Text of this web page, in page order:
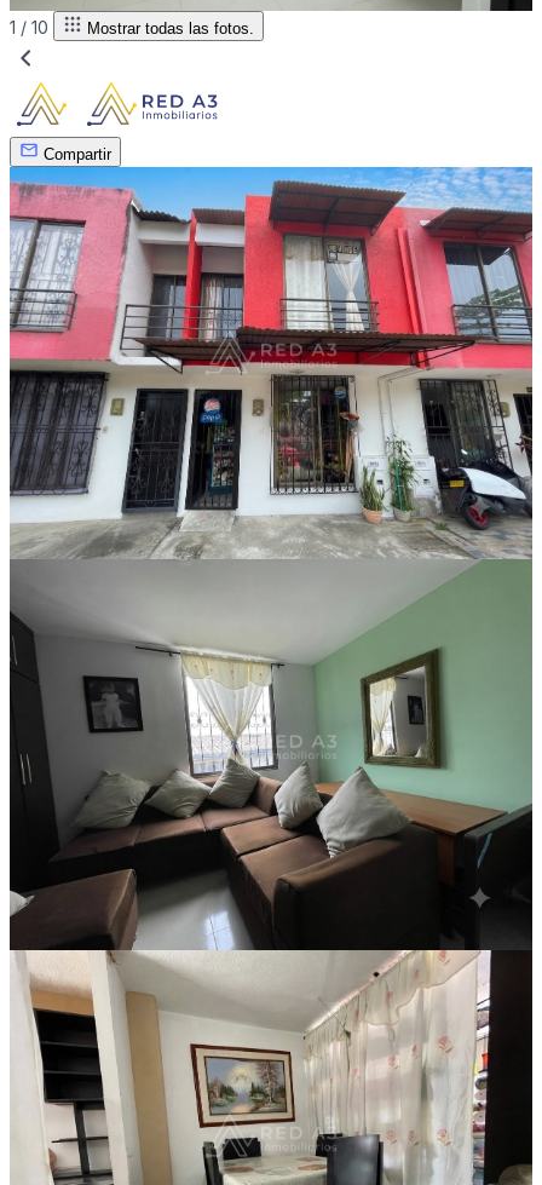
1 / 10 Mostrar todas las fotos.
Compartir